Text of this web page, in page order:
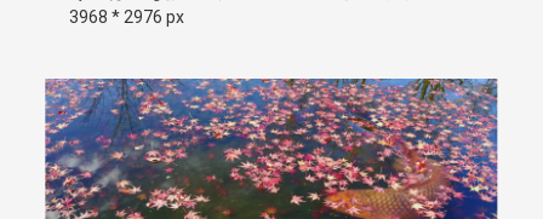
3968 * 2976 px